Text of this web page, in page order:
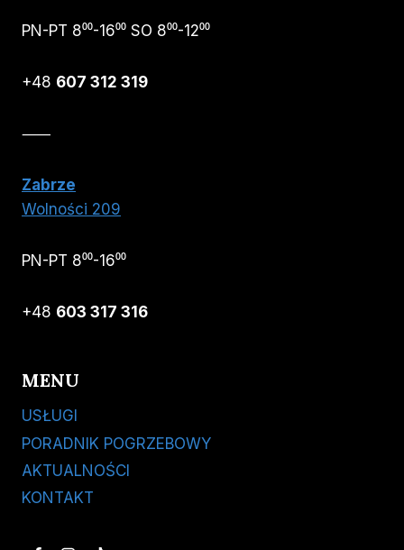
PN-PT 8⁰⁰-16⁰⁰ SO 8⁰⁰-12⁰⁰
+48 607 312 319
⸺
Zabrze
Wolności 209
PN-PT 8⁰⁰-16⁰⁰
+48 603 317 316
MENU
USŁUGI
PORADNIK POGRZEBOWY
AKTUALNOŚCI
KONTAKT